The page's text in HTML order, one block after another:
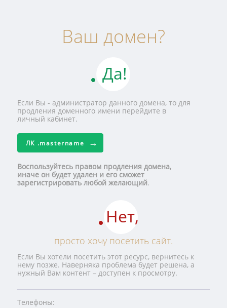
Ваш домен?
Да!
Если Вы - администратор данного домена, то для
продления доменного имени перейдите в
личный кабинет.
ЛК .mastername
Воспользуйтесь правом продления домена,
иначе он будет удален и его сможет
зарегистрировать любой желающий.
Нет,
просто хочу посетить сайт.
Если Вы хотели посетить этот ресурс, вернитесь к
нему позже. Наверняка проблема будет решена, а
нужный Вам контент – доступен к просмотру.
Телефоны: